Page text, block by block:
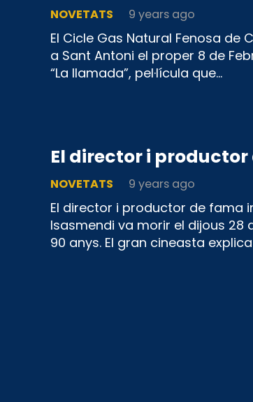
NOVETATS 9 years ago
El Cicle Gas Natural Fenosa de
a Sant Antoni el proper 8 de
“La llamada”, pel·lícula que…
El director i
NOVETATS 9 years ago
El director i productor de fama
Isasmendi va morir el dijous 28
90 anys. El gran cineasta